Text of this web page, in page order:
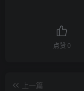
点赞 0
上一篇